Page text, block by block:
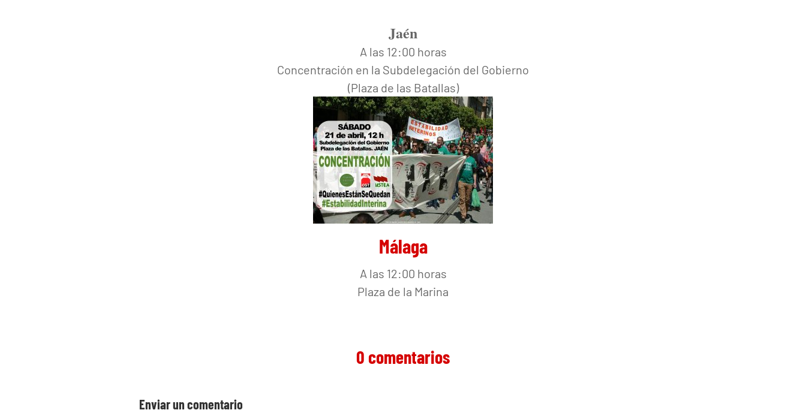
Jaén
A las 12:00 horas
Concentración en la Subdelegación del Gobierno
(Plaza de las Batallas)
Málaga
A las 12:00 horas
Plaza de la Marina
0 comentarios
Enviar un comentario